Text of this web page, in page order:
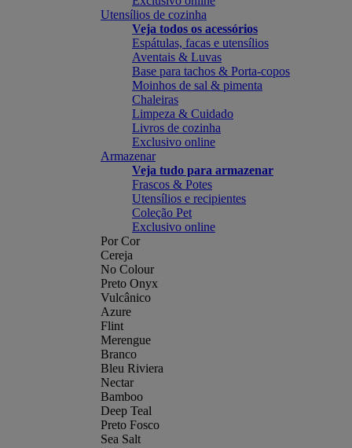
Utensílios de cozinha
Veja todos os acessórios
Espátulas, facas e utensílios
Aventais & Luvas
Base para tachos & Porta-copos
Moinhos de sal & pimenta
Chaleiras
Limpeza & Cuidado
Livros de cozinha
Exclusivo online
Armazenar
Veja tudo para armazenar
Frascos & Potes
Utensílios e recipientes
Coleção Pet
Exclusivo online
Por Cor
Cereja
No Colour
Preto Onyx
Vulcânico
Azure
Flint
Merengue
Branco
Bleu Riviera
Nectar
Bamboo
Deep Teal
Preto Fosco
Sea Salt